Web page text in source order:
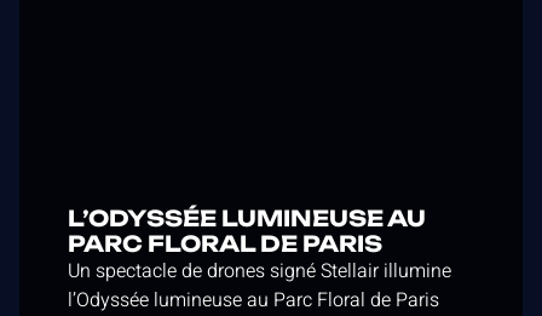
L’ODYSSÉE LUMINEUSE AU
PARC FLORAL DE PARIS
Un spectacle de drones signé Stellair illumine
l’Odyssée lumineuse au Parc Floral de Paris